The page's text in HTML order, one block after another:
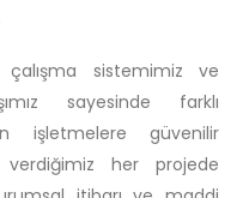
çalışma sistemimiz ve
sayesinde farklı
işletmelere güvenilir
her projede